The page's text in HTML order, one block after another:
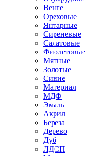
Венге
Ореховые
Янтарные
Сиреневые
Салатовые
Фиолетовые
Мятные
Золотые
Синие
Материал
МДФ
Эмаль
Акрил
Береза
Дерево
Дуб
ЛДСП